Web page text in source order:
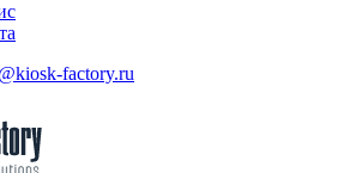
factory.ru